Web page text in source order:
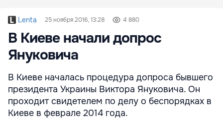
Lenta 25 ноября 2016, 13:28 4 880
В Киеве начали допрос
Януковича
В Киеве началась процедура допроса бывшего
президента Украины Виктора Януковича. Он
проходит свидетелем по делу о беспорядках в
Киеве в феврале 2014 года.